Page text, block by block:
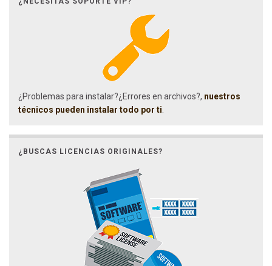
¿Problemas para instalar?¿Errores en archivos?, nuestros
técnicos pueden instalar todo por ti.
¿BUSCAS LICENCIAS ORIGINALES?